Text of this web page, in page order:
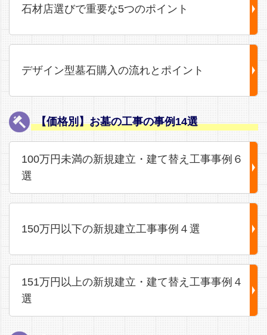
石材店選びで重要な5つのポイント
デザイン型墓石購入の流れとポイント
【価格別】お墓の工事の事例14選
100万円未満の新規建立・建て替え工事事例６
選
150万円以下の新規建立工事事例４選
151万円以上の新規建立・建て替え工事事例４
選